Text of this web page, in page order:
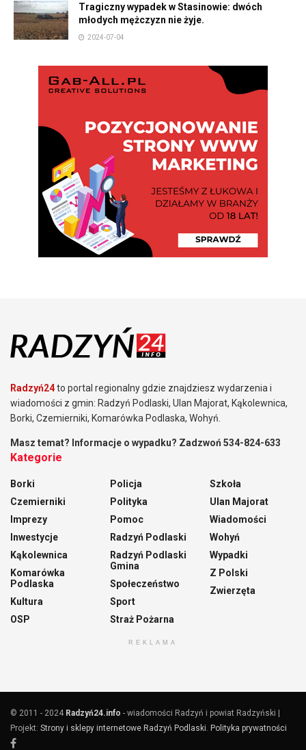
Tragiczny wypadek w Stasinowie: dwóch
młodych mężczyzn nie żyje.
2024-07-04
Radzyń24to portal regionalny gdzie znajdziesz wydarzenia i
wiadomości z gmin: Radzyń Podlaski, Ulan Majorat, Kąkolewnica,
Borki, Czemierniki, Komarówka Podlaska, Wohyń.
Masz temat? Informacje o wypadku? Zadzwoń 534-824-633
Kategorie
Borki
Czemierniki
Imprezy
Inwestycje
Kąkolewnica
Komarówka
Podlaska
Kultura
OSP
Policja
Polityka
Pomoc
Radzyń Podlaski
Radzyń Podlaski
Gmina
Społeczeństwo
Sport
Straż Pożarna
Szkoła
Ulan Majorat
Wiadomości
Wohyń
Wypadki
Z Polski
Zwierzęta
REKLAMA
© 2011 - 2024 Radzyń24.info - wiadomości Radzyń i powiat Radzyński |
Projekt: Strony i sklepy internetowe Radzyń Podlaski Polityka prywatności